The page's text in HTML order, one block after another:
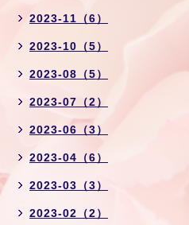
2023-11（6）
2023-10（5）
2023-08（5）
2023-07（2）
2023-06（3）
2023-04（6）
2023-03（3）
2023-02（2）